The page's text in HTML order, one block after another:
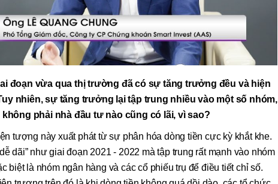
đoạn vừa qua thị trường đã có sự tăng trưởng đều và hiện
nhiên, sự tăng trưởng lại tập trung nhiều vào một số nhóm,
phải nhà đầu tư nào cũng có lãi, vì sao?
tượng này xuất phát từ sự phân hóa dòng tiền cực kỳ khắt khe.
dãi” như giai đoạn 2021 - 2022 mà tập trung rất mạnh vào nhóm
biệt là nhóm ngân hàng và các cổ phiếu trụ để điều tiết chỉ số.